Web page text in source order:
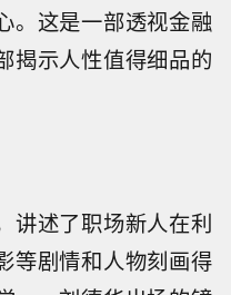
。这是一部透视金融
揭示人性值得细品的
讲述了职场新人在利
等剧情和人物刻画得